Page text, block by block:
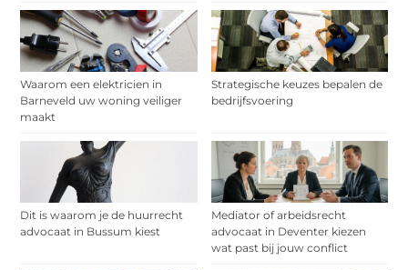
Waarom een elektricien in
Barneveld uw woning veiliger
maakt
Strategische keuzes bepalen de
bedrijfsvoering
Dit is waarom je de huurrecht
advocaat in Bussum kiest
Mediator of arbeidsrecht
advocaat in Deventer kiezen
wat past bij jouw conflict